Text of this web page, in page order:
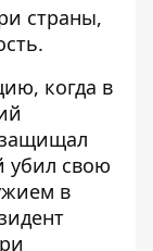
страны,
когда в
убил свою
в